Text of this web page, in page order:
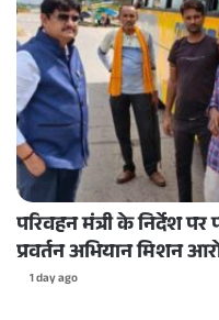
परिवहन मंत्री के निर्देश
प्रवर्तन अभियान मिशन
1 day ago